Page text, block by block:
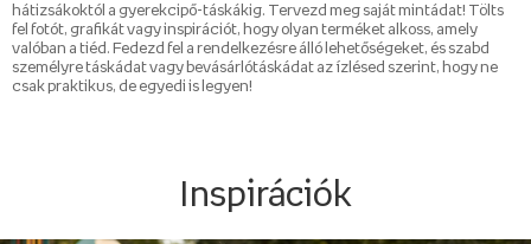
hátizsákoktól a gyerekcipő-táskákig. Tervezd meg saját mintádat! Tölts
fel fotót, grafikát vagy inspirációt, hogy olyan terméket alkoss, amely
valóban a tiéd. Fedezd fel a rendelkezésre álló lehetőségeket, és szabd
személyre táskádat vagy bevásárlótáskádat az ízlésed szerint, hogy ne
csak praktikus, de egyedi is legyen!
Inspirációk